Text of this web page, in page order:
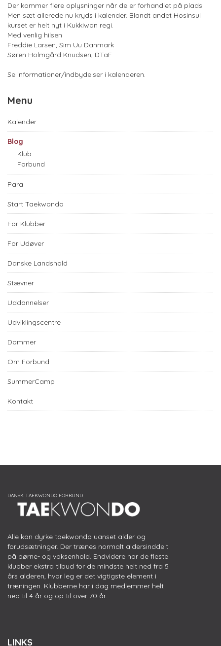
Der kommer flere oplysninger når de er forhandlet på plads.
Men sæt allerede nu kryds i kalender. Blandt andet Hosinsul
kurset er helt nyt i Kukkiwon regi.
Med venlig hilsen
Freddie Larsen, Sim Uu Danmark
Søren Holmgård Knudsen, DTaF
Se informationer/indbydelser i kalenderen.
Menu
Kalender
Blog
Klub
Forbund
Para
Start Taekwondo
For Klubber
For Udøver
Danske Landshold
Stævner
Uddannelser
Udviklingscentre
Dommer
Om Forbund
SummerCamp
Kontakt
Alle kan dyrke taekwondo uanset alder og
forudsætninger. Der trænes normalt aldersinddelt
på børne- og voksenhold. Endvidere har de fleste
klubber ekstra tilbud for de mindste helt ned fra 5
års alderen, hvor leg er det vigtigste element i
træningen. Klubberne har i dag medlemmer helt
ned til 4 år og op til over 70 år.
LINKS